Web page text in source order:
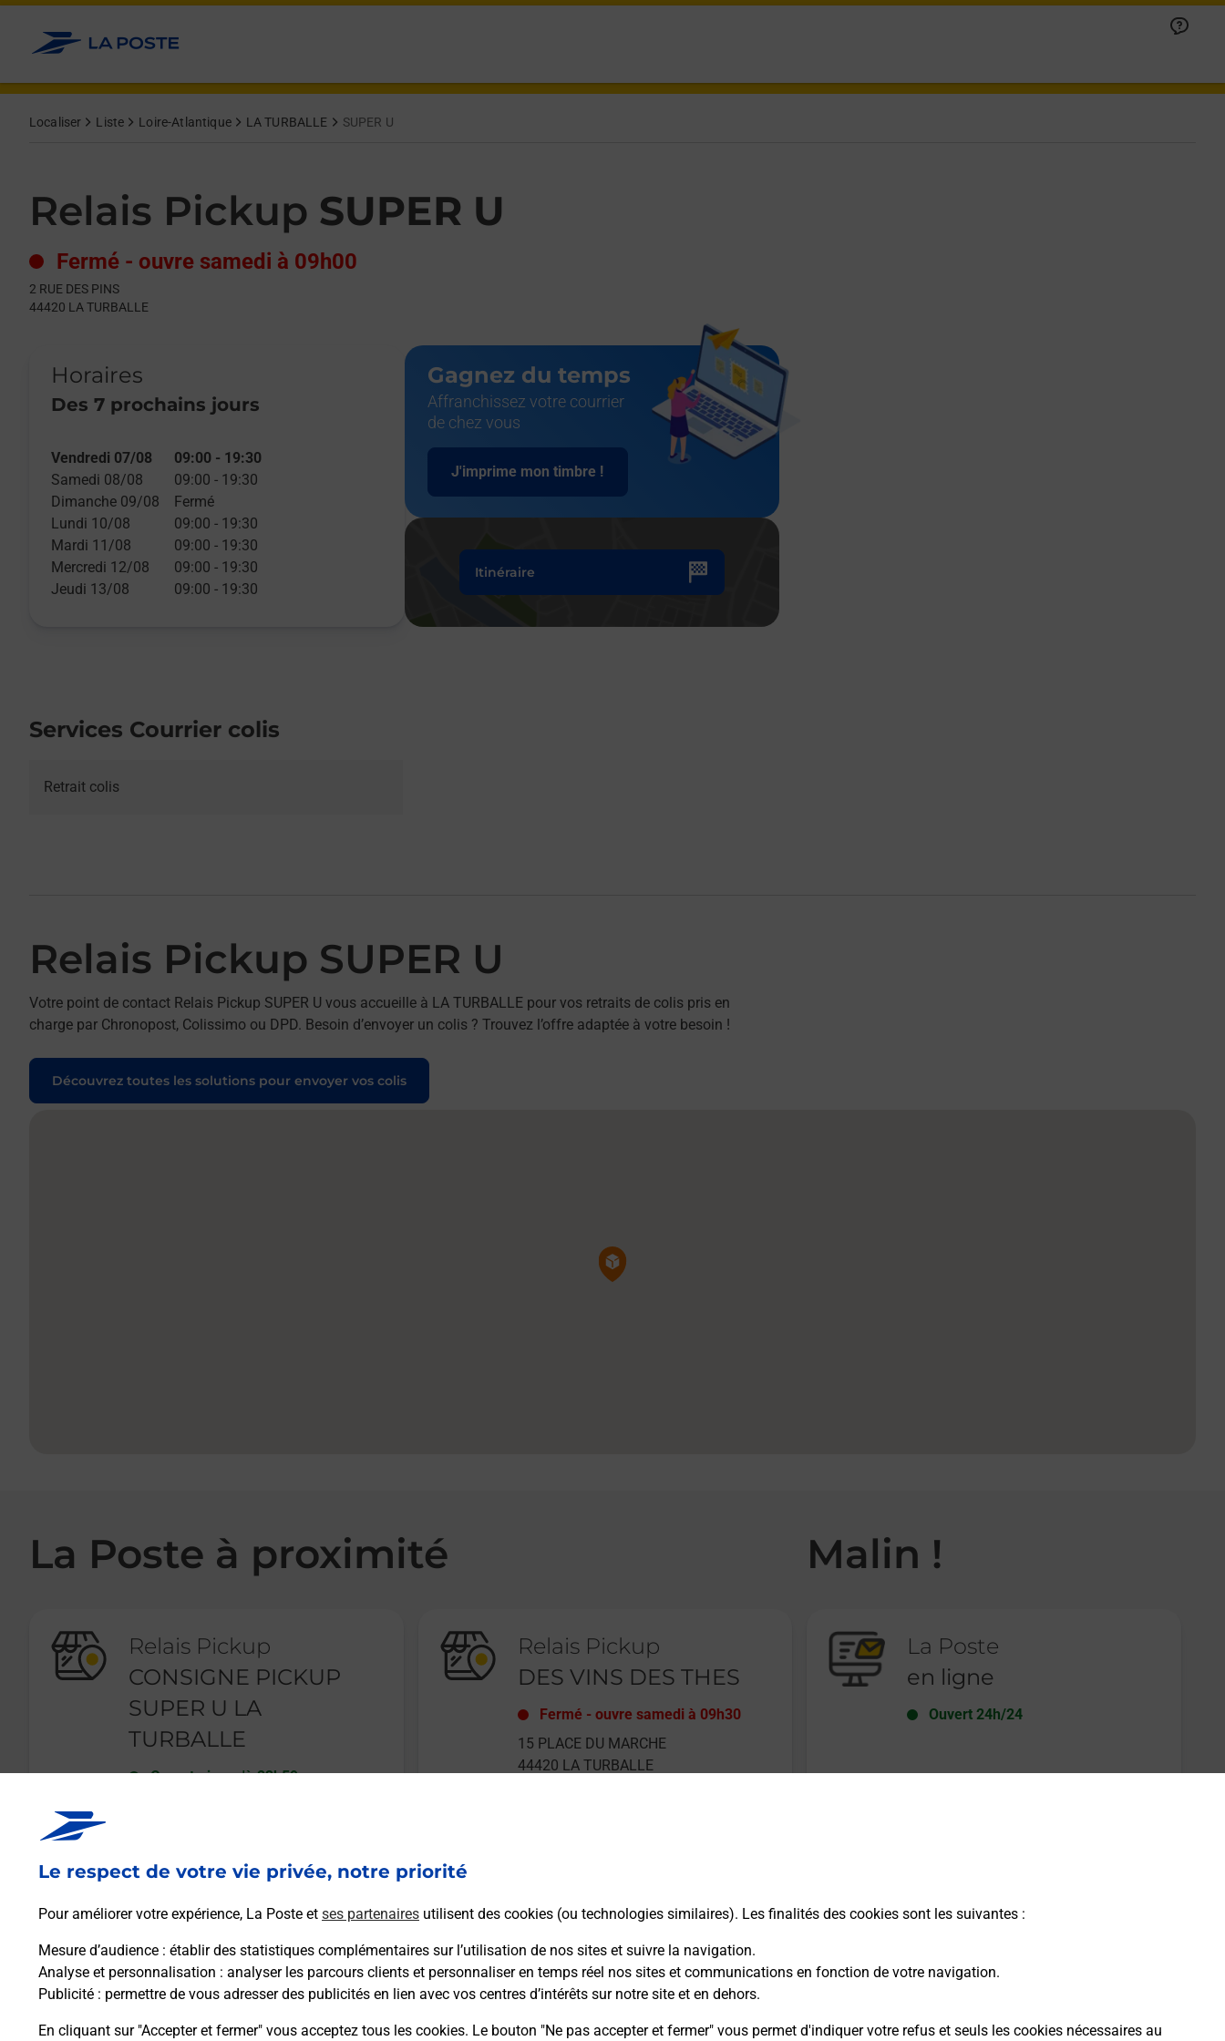
Le respect de votre vie privée, notre priorité
Pour améliorer votre expérience, La Poste et ses partenaires utilisent des cookies (ou technologies similaires). Les finalités des cookies sont les suivantes :
Mesure d’audience : établir des statistiques complémentaires sur l’utilisation de nos sites et suivre la navigation.
Analyse et personnalisation : analyser les parcours clients et personnaliser en temps réel nos sites et communications en fonction de votre navigation.
Publicité : permettre de vous adresser des publicités en lien avec vos centres d’intérêts sur notre site et en dehors.
En cliquant sur "Accepter et fermer" vous acceptez tous les cookies. Le bouton "Ne pas accepter et fermer" vous permet d'indiquer votre refus et seuls les cookies nécessaires au
Allez au contenu
Localiser Liste Loire-Atlantique LA TURBALLE SUPER U
Relais Pickup SUPER U
Fermé - ouvre samedi à 09h00
2 RUE DES PINS
44420 LA TURBALLE
Horaires
Des 7 prochains jours
Day of the WeekHours
Vendredi 07/08 09:00 - 19:30
Samedi 08/08
09:00 - 19:30
Dimanche 09/08
Fermé
Lundi 10/08
09:00 - 19:30
Mardi 11/08
09:00 - 19:30
Mercredi 12/08
09:00 - 19:30
Jeudi 13/08
09:00 - 19:30
Gagnez du temps
Affranchissez votre courrier
de chez vous
J'imprime mon timbre !
Itinéraire
Services Courrier colis
Retrait colis
Relais Pickup SUPER U
Votre point de contact Relais Pickup SUPER U vous accueille à LA TURBALLE pour vos retraits de colis pris en
charge par Chronopost, Colissimo ou DPD. Besoin d’envoyer un colis ? Trouvez l’offre adaptée à votre besoin !
Découvrez toutes les solutions pour envoyer vos colis
Pin de la carte
Get directions to Relais Pickup at 2 RUE DES PINS LA TURBALLE,
lien s'ouvre dans un nouvel onglet
La Poste à proximité
Relais Pickup
CONSIGNE PICKUP
SUPER U LA
TURBALLE
Ouvert-jusqu'à 23h59
En savoir plus
Relais Pickup
DES VINS DES THES
Fermé - ouvre samedi à 09h30
15 PLACE DU MARCHE
44420 LA TURBALLE
Malin !
La Poste
en ligne
Ouvert 24h/24